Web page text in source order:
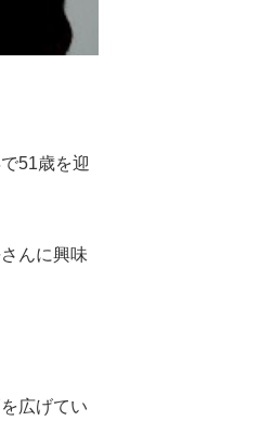
51歳を迎
んに興味
広げてい